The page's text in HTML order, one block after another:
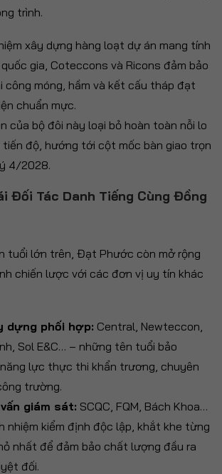
trình.
xây dựng hàng loạt dự án mang tính
gia, Coteccons và Ricons đảm bảo
móng, hầm và kết cấu tháp đạt
chuẩn mực.
của bộ đôi này loại bỏ hoàn toàn nỗi lo
tiến độ, hướng tới cột mốc bàn giao trọn
4/2028.
Đối Tác Danh Tiếng Cùng Đồng
tuổi lớn trên, Đạt Phước còn mở rộng
chiến lược với các đơn vị uy tín khác
dựng phối hợp: Central, Newteccon,
Sol E&C… – những tên tuổi bảo
lực thực thi khẩn trương, chuyên
trường.
giám sát: SCQC, FQM, Bách Khoa…
nhiệm kiểm định độc lập, khắt khe từng
nhất để đảm bảo chất lượng đầu ra
đối.